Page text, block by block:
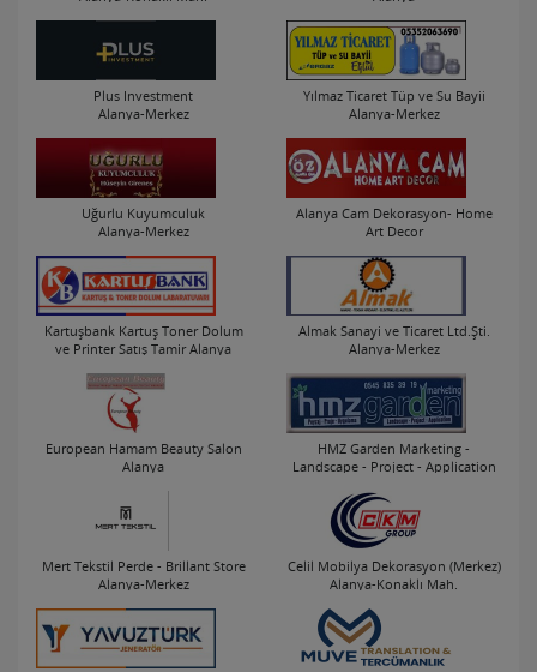
Plus Investment
Alanya-Merkez
Yılmaz Ticaret Tüp ve Su Bayii
Alanya-Merkez
Uğurlu Kuyumculuk
Alanya-Merkez
Alanya Cam Dekorasyon- Home
Art Decor
Kartuşbank Kartuş Toner Dolum
ve Printer Satış Tamir Alanya
Almak Sanayi ve Ticaret Ltd.Şti.
Alanya-Merkez
European Hamam Beauty Salon
Alanya
HMZ Garden Marketing -
Landscape - Project - Application
Mert Tekstil Perde - Brillant Store
Alanya-Merkez
Celil Mobilya Dekorasyon (Merkez)
Alanya-Konaklı Mah.